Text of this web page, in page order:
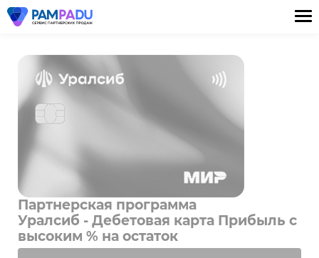
Партнерская программа
Уралсиб - Дебетовая карта Прибыль c
высоким % на остаток